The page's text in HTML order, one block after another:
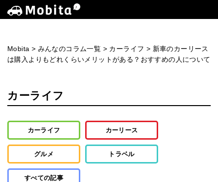
Mobita > みんなのコラム一覧 > カーライフ > 新車のカーリース
は購入よりもどれくらいメリットがある？おすすめの人について
カーライフ
カーライフ カーリース
グルメ トラベル
すべての記事